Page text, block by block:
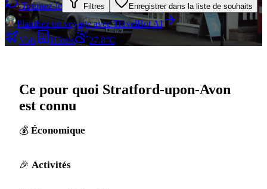
Tournez-le Filtres Enregistrer dans la liste de souhaits
Planifiez un voyage avec TravelBot AI
Vols
Hôtels 27.8°C
Ce pour quoi Stratford-upon-Avon
est connu
Économique
Activités